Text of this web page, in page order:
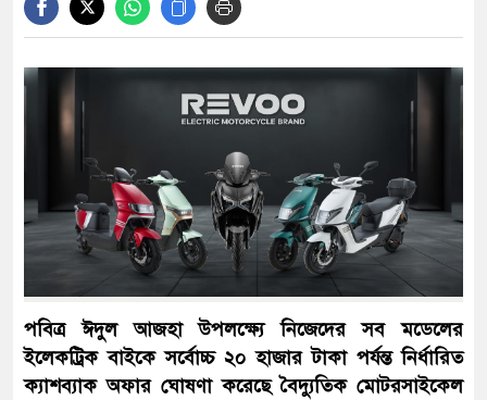
পবিত্র ঈদুল আজহা উপলক্ষ্যে নিজেদের সব মডেলের
ইলেকট্রিক বাইকে সর্বোচ্চ ২০ হাজার টাকা পর্যন্ত নির্ধারিত
ক্যাশব্যাক অফার ঘোষণা করেছে বৈদ্যুতিক মোটরসাইকেল